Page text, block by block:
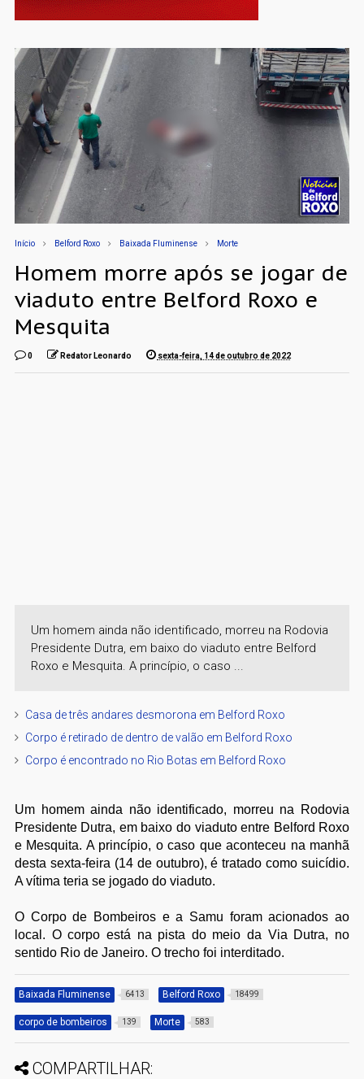
Início Belford Roxo Baixada Fluminense Morte
Homem morre após se jogar de
viaduto entre Belford Roxo e
Mesquita
0 Redator Leonardo sexta-feira, 14 de outubro de 2022
Um homem ainda não identificado, morreu na Rodovia
Presidente Dutra, em baixo do viaduto entre Belford
Roxo e Mesquita. A princípio, o caso ...
Casa de três andares desmorona em Belford Roxo
Corpo é retirado de dentro de valão em Belford Roxo
Corpo é encontrado no Rio Botas em Belford Roxo
Um homem ainda não identificado, morreu na Rodovia
Presidente Dutra, em baixo do viaduto entre Belford Roxo
e Mesquita. A princípio, o caso que aconteceu na manhã
desta sexta-feira (14 de outubro), é tratado como suicídio.
A vítima teria se jogado do viaduto.
O Corpo de Bombeiros e a Samu foram acionados ao
local. O corpo está na pista do meio da Via Dutra, no
sentido Rio de Janeiro. O trecho foi interditado.
Baixada Fluminense 6413 Belford Roxo 18499
corpo de bombeiros 139 Morte 583
COMPARTILHAR: